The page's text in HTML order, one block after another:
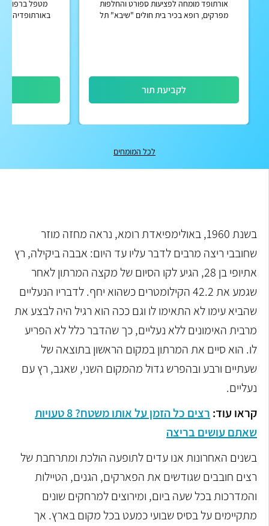
אורתופד מומחה לפציעות ספורט והחלפות
מפרקים, רופא בכיר בית חולים "שיבא" תל
לקביעת תור
מטפל ברפואה
באורתופדיה
לכל המומחים
בשנת 1960, באולימפיאדת רומא, נראה מחזה מוזר
שחובבי ריצה מרבים לדבר עליו עד היום: אבבה ביקילה, רץ
אתיופי בן 28, הגיע לקו הסיום של מקצה המרתון לאחר
שגמע את 42.2 הקילומטרים כשהוא יחף. לדבריו הנעליים
שהביא עימו לא התאימו לו וגם ככה הוא רגיל היה לבצע את
מרבית האימונים ללא נעליים, כך שהדבר כלל לא הפריע
לו. הוא סיים את המרתון במקום הראשון בתוצאה של
שעתיים ורבע ובהפרש גדול מהמקום השני, שאגב, רץ עם
נעליים.
קראו עוד:
רצים כל הזמן על אותו משטח? 8 טעויות
שאתם עושים בריצה
בשנים האחרונות אנו עדים לתופעה הולכת ומתרחבת של
רצים חובבים שגודשים את הפארקים, הגנים, הטיילות
והמדרכות בכל שעה ביום, ומירוצים למרחקים שונים
מתקיימים על בסיס שבועי כמעט בכל מקום בארץ. אך